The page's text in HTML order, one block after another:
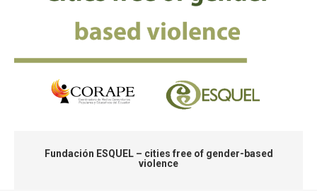
Fundación ESQUEL – cities free of gender-based
violence